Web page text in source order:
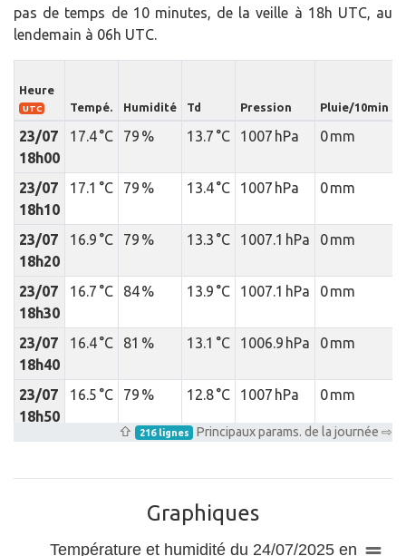
pas de temps de 10 minutes, de la veille à 18h UTC, au
lendemain à 06h UTC.
Heure
UTC Tempé. Humidité Td Pression Pluie/10min
23/07
18h00
17.4 °C 79 % 13.7 °C 1007 hPa 0 mm
23/07
18h10
17.1 °C 79 % 13.4 °C 1007 hPa 0 mm
23/07
18h20
16.9 °C 79 % 13.3 °C 1007.1 hPa 0 mm
23/07
18h30
16.7 °C 84 % 13.9 °C 1007.1 hPa 0 mm
23/07
18h40
16.4 °C 81 % 13.1 °C 1006.9 hPa 0 mm
23/07
18h50
16.5 °C 79 % 12.8 °C 1007 hPa 0 mm
23/07
16.4 °C 76 % 12.1 °C 1007.6 hPa 0 mm
⇧ 216 lignes Principaux params. de la journée ⇨
Graphiques
Température et humidité du 24/07/2025 en